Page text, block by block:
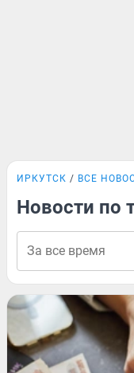
ИРКУТСК ВСЕ
Новости по